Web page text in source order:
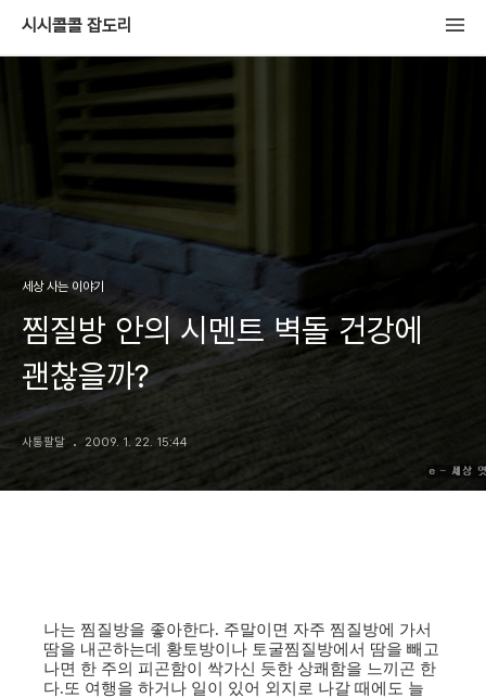
시시콜콜 잡도리
세상 사는 이야기
찜질방 안의 시멘트 벽돌 건강에
괜찮을까?
사통팔달 2009. 1. 22. 15:44
나는 찜질방을 좋아한다. 주말이면 자주 찜질방에 가서
땀을 내곤하는데 황토방이나 토굴찜질방에서 땀을 빼고
나면 한 주의 피곤함이 싹가신 듯한 상쾌함을 느끼곤 한
다.또 여행을 하거나 일이 있어 외지로 나갈 때에도 늘